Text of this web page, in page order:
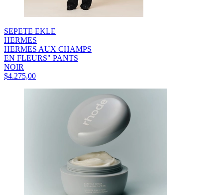
SEPETE EKLE
HERMES
HERMES AUX CHAMPS
EN FLEURS" PANTS
NOIR
$4.275,00